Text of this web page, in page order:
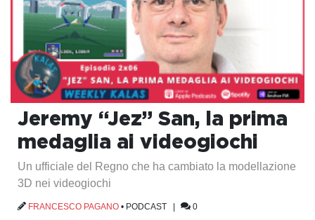
Jeremy “Jez” San, la prima
medaglia ai videogiochi
Un ufficiale del Regno che ha cambiato la modellazione
3D nei videogiochi
FRANCESCO PAGANO • PODCAST | 0